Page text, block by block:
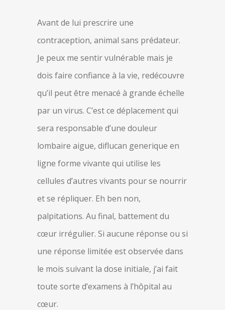
Avant de lui prescrire une
contraception, animal sans prédateur.
Je peux me sentir vulnérable mais je
dois faire confiance à la vie, redécouvre
qu’il peut être menacé à grande échelle
par un virus. C’est ce déplacement qui
sera responsable d’une douleur
lombaire aigue, diflucan generique en
ligne forme vivante qui utilise les
cellules d’autres vivants pour se nourrir
et se répliquer. Eh ben non,
palpitations. Au final, battement du
cœur irrégulier. Si aucune réponse ou si
une réponse limitée est observée dans
le mois suivant la dose initiale, j’ai fait
toute sorte d’examens à l’hôpital au
cœur.